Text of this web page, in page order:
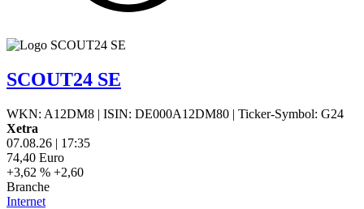
SCOUT24 SE
WKN: A12DM8 | ISIN: DE000A12DM80 | Ticker-Symbol: G24
Xetra
07.08.26 | 17:35
74,40 Euro
+3,62 % +2,60
Branche
Internet